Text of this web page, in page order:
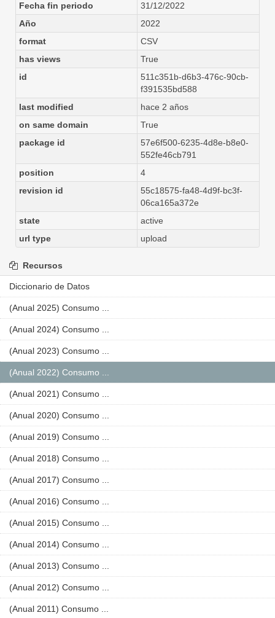
Fecha fin periodo
31/12/2022
Año
2022
format
CSV
has views
True
id
511c351b-d6b3-476c-90cb-
f391535bd588
last modified
hace 2 años
on same domain
True
package id
57e6f500-6235-4d8e-b8e0-
552fe46cb791
position
4
revision id
55c18575-fa48-4d9f-bc3f-
06ca165a372e
state
active
url type
upload
Recursos
Diccionario de Datos
(Anual 2025) Consumo ...
(Anual 2024) Consumo ...
(Anual 2023) Consumo ...
(Anual 2022) Consumo ...
(Anual 2021) Consumo ...
(Anual 2020) Consumo ...
(Anual 2019) Consumo ...
(Anual 2018) Consumo ...
(Anual 2017) Consumo ...
(Anual 2016) Consumo ...
(Anual 2015) Consumo ...
(Anual 2014) Consumo ...
(Anual 2013) Consumo ...
(Anual 2012) Consumo ...
(Anual 2011) Consumo ...